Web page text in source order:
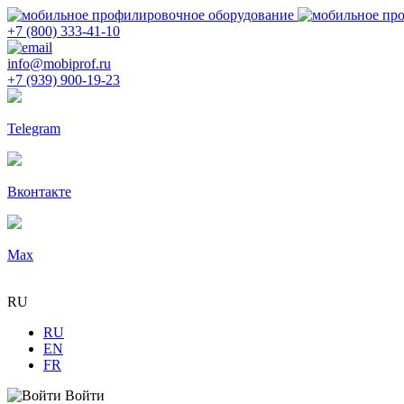
+7 (800) 333-41-10
info@mobiprof.ru
+7 (939) 900-19-23
Telegram
Вконтакте
Max
RU
RU
EN
FR
Войти